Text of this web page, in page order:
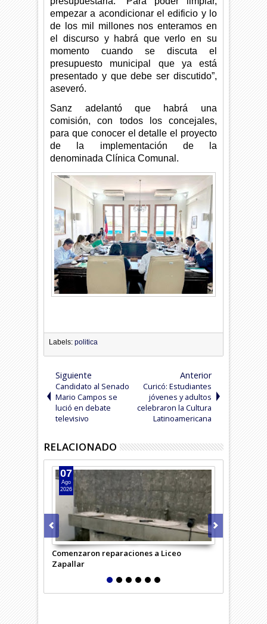
empezar a acondicionar el edificio y lo
de los mil millones nos enteramos en
el discurso y habrá que verlo en su
momento cuando se discuta el
presupuesto municipal que ya está
presentado y que debe ser discutido”,
aseveró.
Sanz adelantó que habrá una
comisión, con todos los concejales,
para que conocer el detalle el proyecto
de la implementación de la
denominada Clínica Comunal.
Labels:politica
Siguiente
Candidato al Senado
Mario Campos se
lució en debate
televisivo
Anterior
Curicó: Estudiantes
jóvenes y adultos
celebraron la Cultura
Latinoamericana
RELACIONADO
Comenzaron reparaciones a Liceo
Zapallar
07
Ago
2026